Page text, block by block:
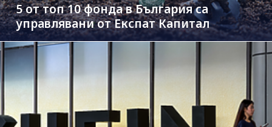
5 от топ 10 фонда в България са
управлявани от Експат Капитал